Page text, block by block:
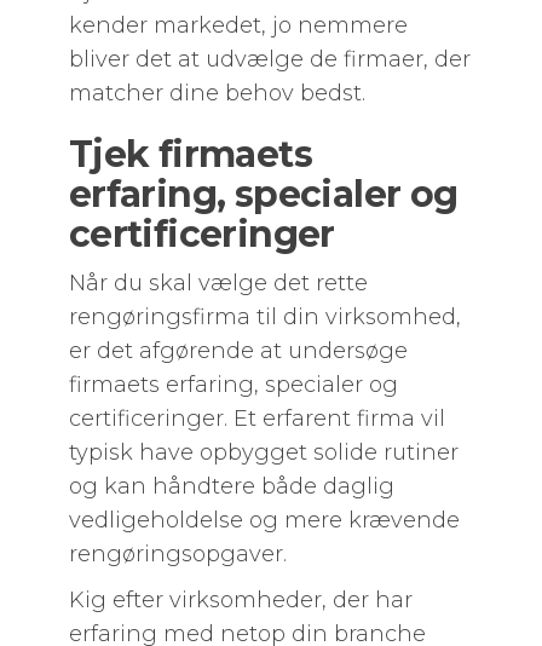
kender markedet, jo nemmere
bliver det at udvælge de firmaer, der
matcher dine behov bedst.
Tjek firmaets
erfaring, specialer og
certificeringer
Når du skal vælge det rette
rengøringsfirma til din virksomhed,
er det afgørende at undersøge
firmaets erfaring, specialer og
certificeringer. Et erfarent firma vil
typisk have opbygget solide rutiner
og kan håndtere både daglig
vedligeholdelse og mere krævende
rengøringsopgaver.
Kig efter virksomheder, der har
erfaring med netop din branche